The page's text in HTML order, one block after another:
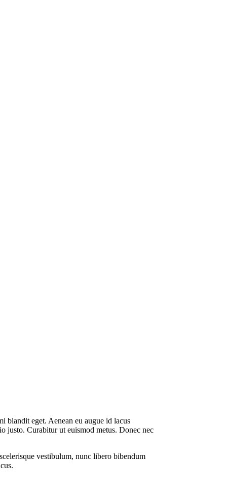
blandit eget. Aenean eu augue id lacus
justo. Curabitur ut euismod metus. Donec nec
vestibulum, nunc libero bibendum